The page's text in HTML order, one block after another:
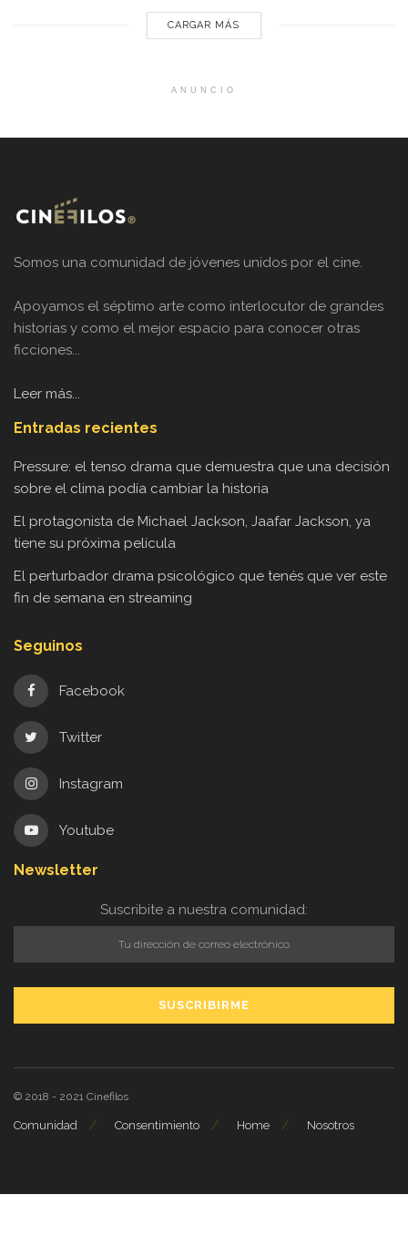
CARGAR MÁS
ANUNCIO
Somos una comunidad de jóvenes unidos por el cine.
Apoyamos el séptimo arte como interlocutor de grandes
historias y como el mejor espacio para conocer otras
ficciones...
Leer más...
Entradas recientes
Pressure: el tenso drama que demuestra que una decisión
sobre el clima podía cambiar la historia
El protagonista de Michael Jackson, Jaafar Jackson, ya
tiene su próxima película
El perturbador drama psicológico que tenés que ver este
fin de semana en streaming
Seguinos
Facebook
Twitter
Instagram
Youtube
Newsletter
Suscribite a nuestra comunidad:
© 2018 - 2021 Cinefilos
Comunidad Consentimiento Home Nosotros